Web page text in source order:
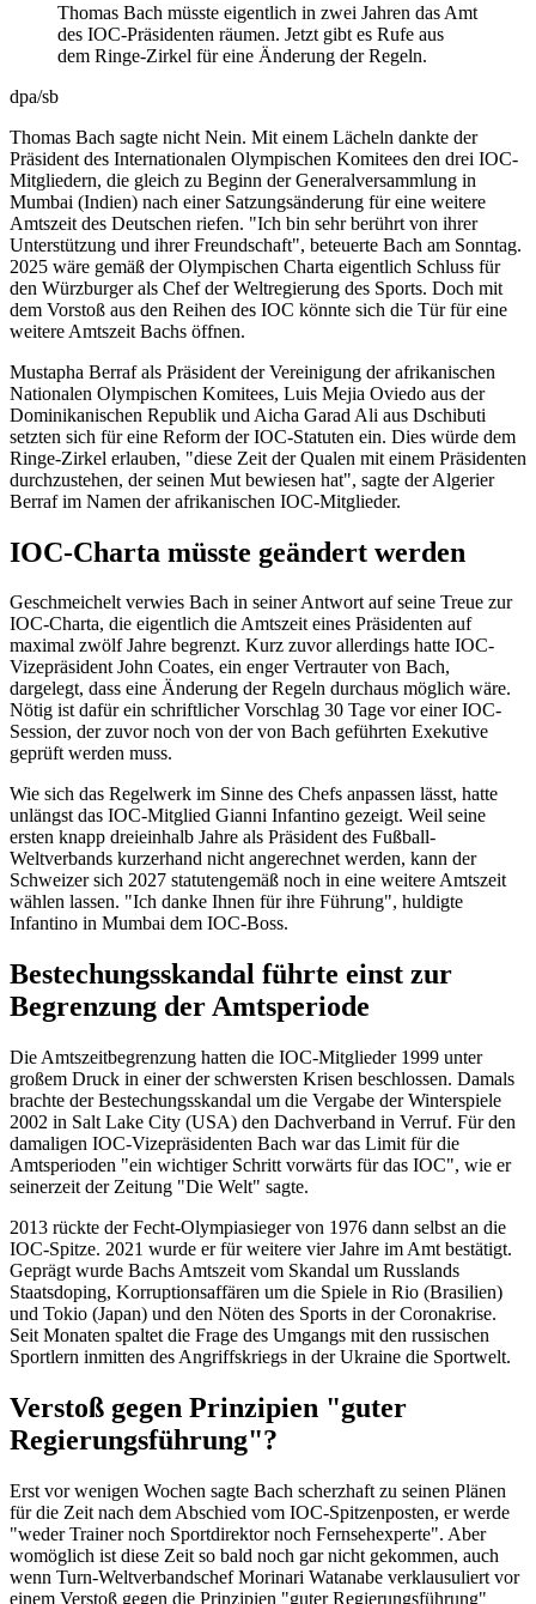
Thomas Bach müsste eigentlich in zwei Jahren das Amt
des IOC-Präsidenten räumen. Jetzt gibt es Rufe aus
dem Ringe-Zirkel für eine Änderung der Regeln.
dpa/sb
Thomas Bach sagte nicht Nein. Mit einem Lächeln dankte der
Präsident des Internationalen Olympischen Komitees den drei IOC-
Mitgliedern, die gleich zu Beginn der Generalversammlung in
Mumbai (Indien) nach einer Satzungsänderung für eine weitere
Amtszeit des Deutschen riefen. "Ich bin sehr berührt von ihrer
Unterstützung und ihrer Freundschaft", beteuerte Bach am Sonntag.
2025 wäre gemäß der Olympischen Charta eigentlich Schluss für
den Würzburger als Chef der Weltregierung des Sports. Doch mit
dem Vorstoß aus den Reihen des IOC könnte sich die Tür für eine
weitere Amtszeit Bachs öffnen.
Mustapha Berraf als Präsident der Vereinigung der afrikanischen
Nationalen Olympischen Komitees, Luis Mejia Oviedo aus der
Dominikanischen Republik und Aicha Garad Ali aus Dschibuti
setzten sich für eine Reform der IOC-Statuten ein. Dies würde dem
Ringe-Zirkel erlauben, "diese Zeit der Qualen mit einem Präsidenten
durchzustehen, der seinen Mut bewiesen hat", sagte der Algerier
Berraf im Namen der afrikanischen IOC-Mitglieder.
IOC-Charta müsste geändert werden
Geschmeichelt verwies Bach in seiner Antwort auf seine Treue zur
IOC-Charta, die eigentlich die Amtszeit eines Präsidenten auf
maximal zwölf Jahre begrenzt. Kurz zuvor allerdings hatte IOC-
Vizepräsident John Coates, ein enger Vertrauter von Bach,
dargelegt, dass eine Änderung der Regeln durchaus möglich wäre.
Nötig ist dafür ein schriftlicher Vorschlag 30 Tage vor einer IOC-
Session, der zuvor noch von der von Bach geführten Exekutive
geprüft werden muss.
Wie sich das Regelwerk im Sinne des Chefs anpassen lässt, hatte
unlängst das IOC-Mitglied Gianni Infantino gezeigt. Weil seine
ersten knapp dreieinhalb Jahre als Präsident des Fußball-
Weltverbands kurzerhand nicht angerechnet werden, kann der
Schweizer sich 2027 statutengemäß noch in eine weitere Amtszeit
wählen lassen. "Ich danke Ihnen für ihre Führung", huldigte
Infantino in Mumbai dem IOC-Boss.
Bestechungsskandal führte einst zur
Begrenzung der Amtsperiode
Die Amtszeitbegrenzung hatten die IOC-Mitglieder 1999 unter
großem Druck in einer der schwersten Krisen beschlossen. Damals
brachte der Bestechungsskandal um die Vergabe der Winterspiele
2002 in Salt Lake City (USA) den Dachverband in Verruf. Für den
damaligen IOC-Vizepräsidenten Bach war das Limit für die
Amtsperioden "ein wichtiger Schritt vorwärts für das IOC", wie er
seinerzeit der Zeitung "Die Welt" sagte.
2013 rückte der Fecht-Olympiasieger von 1976 dann selbst an die
IOC-Spitze. 2021 wurde er für weitere vier Jahre im Amt bestätigt.
Geprägt wurde Bachs Amtszeit vom Skandal um Russlands
Staatsdoping, Korruptionsaffären um die Spiele in Rio (Brasilien)
und Tokio (Japan) und den Nöten des Sports in der Coronakrise.
Seit Monaten spaltet die Frage des Umgangs mit den russischen
Sportlern inmitten des Angriffskriegs in der Ukraine die Sportwelt.
Verstoß gegen Prinzipien "guter
Regierungsführung"?
Erst vor wenigen Wochen sagte Bach scherzhaft zu seinen Plänen
für die Zeit nach dem Abschied vom IOC-Spitzenposten, er werde
"weder Trainer noch Sportdirektor noch Fernsehexperte". Aber
womöglich ist diese Zeit so bald noch gar nicht gekommen, auch
wenn Turn-Weltverbandschef Morinari Watanabe verklausuliert vor
einem Verstoß gegen die Prinzipien "guter Regierungsführung"